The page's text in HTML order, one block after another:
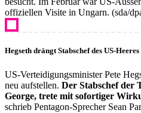
offiziellen Visite in Ungarn. (sda/
Hegseth drängt Stabschef des US-
US-Verteidigungsminister Pete
neu aufstellen. Der Stabschef der
George, trete mit sofortiger
schrieb Pentagon-Sprecher Sean